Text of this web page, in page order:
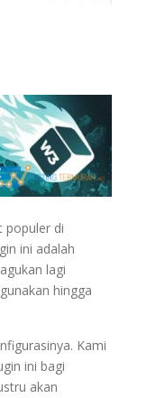
populer di
ini adalah
lagi
hingga
Kami
ini bagi
akan